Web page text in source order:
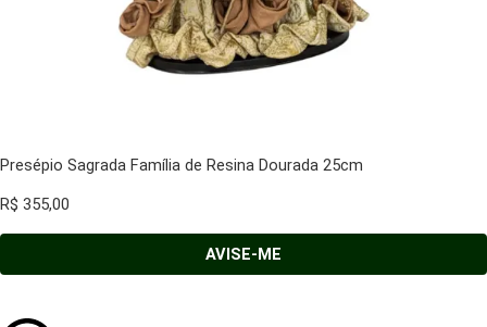
Presépio Sagrada Família de Resina Dourada 25cm
R$ 355,00
AVISE-ME